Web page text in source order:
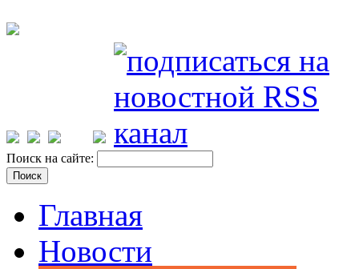
Поиск на сайте:
Главная
Новости